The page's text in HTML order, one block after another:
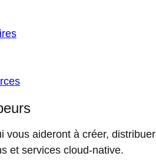
vous aideront à créer, distribuer
et services cloud-native.